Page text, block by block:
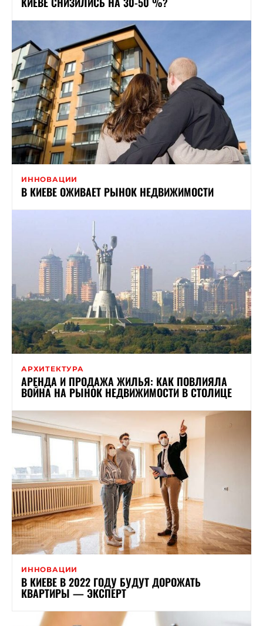
ИННОВАЦИИ
В КИЕВЕ ОЖИВАЕТ РЫНОК НЕДВИЖИМОСТИ
АРХИТЕКТУРА
АРЕНДА И ПРОДАЖА ЖИЛЬЯ: КАК ПОВЛИЯЛА
ВОЙНА НА РЫНОК НЕДВИЖИМОСТИ В СТОЛИЦЕ
ИННОВАЦИИ
В КИЕВЕ В 2022 ГОДУ БУДУТ ДОРОЖАТЬ
КВАРТИРЫ — ЭКСПЕРТ